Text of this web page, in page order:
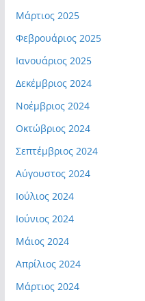
Μάρτιος 2025
Φεβρουάριος 2025
Ιανουάριος 2025
Δεκέμβριος 2024
Νοέμβριος 2024
Οκτώβριος 2024
Σεπτέμβριος 2024
Αύγουστος 2024
Ιούλιος 2024
Ιούνιος 2024
Μάιος 2024
Απρίλιος 2024
Μάρτιος 2024